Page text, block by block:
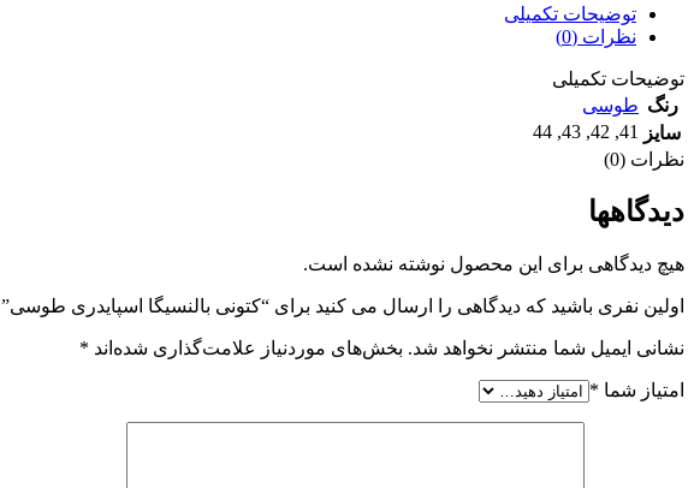
توضیحات تکمیلی
نظرات (0)
توضیحات تکمیلی
رنگ طوسی
سایز
41
,
42
,
43
,
44
نظرات (0)
دیدگاهها
هیچ دیدگاهی برای این محصول نوشته نشده است.
اولین نفری باشید که دیدگاهی را ارسال می کنید برای “کتونی بالنسیگا اسپايدری طوسی”
نشانی ایمیل شما منتشر نخواهد شد. بخش‌های موردنیاز علامت‌گذاری شده‌اند *
امتیاز شما *